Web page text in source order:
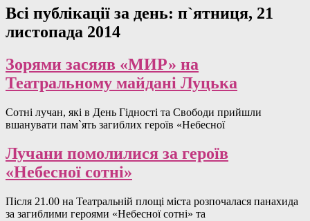
Всі публікації за день: п`ятниця, 21
листопада 2014
Зорями засяяв «МИР» на
Театральному майдані Луцька
Сотні лучан, які в День Гідності та Свободи прийшли
вшанувати пам`ять загиблих героїв «Небесної
Лучани помолилися за героїв
«Небесної сотні»
Після 21.00 на Театральній площі міста розпочалася панахида
за загиблими героями «Небесної сотні» та